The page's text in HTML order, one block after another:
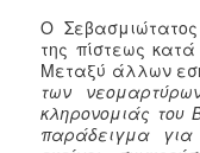
Ο
της πίστεως κατά
Μεταξύ άλλων
των
κληρονομιάς του
παράδειγμα